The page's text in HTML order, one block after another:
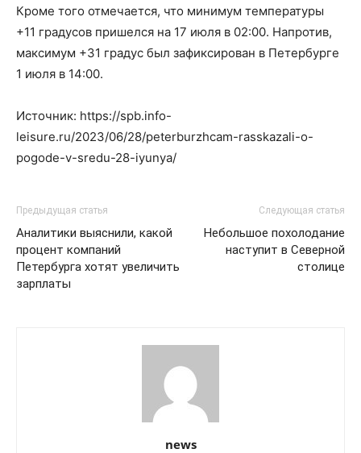
Кроме того отмечается, что минимум температуры
+11 градусов пришелся на 17 июля в 02:00. Напротив,
максимум +31 градус был зафиксирован в Петербурге
1 июля в 14:00.
Источник: https://spb.info-
leisure.ru/2023/06/28/peterburzhcam-rasskazali-o-
pogode-v-sredu-28-iyunya/
Предыдущая статья
Аналитики выяснили, какой
процент компаний
Петербурга хотят увеличить
зарплаты
Следующая статья
Небольшое похолодание
наступит в Северной
столице
news